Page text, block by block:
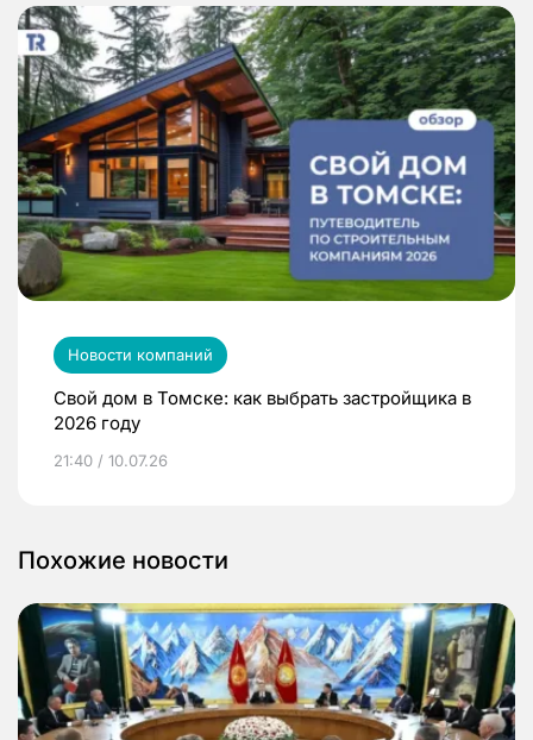
Новости компаний
Свой дом в Томске: как выбрать застройщика в
2026 году
21:40 / 10.07.26
Похожие новости